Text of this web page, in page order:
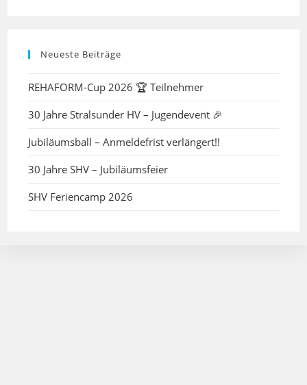
Neueste Beiträge
REHAFORM-Cup 2026 🏆 Teilnehmer
30 Jahre Stralsunder HV – Jugendevent 🎉
Jubiläumsball – Anmeldefrist verlängert!!
30 Jahre SHV – Jubiläumsfeier
SHV Feriencamp 2026